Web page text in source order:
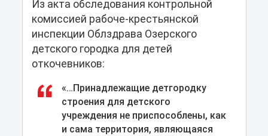
Из акта обследования контрольной
комиссией рабоче-крестьянской
инспекции Облздрава Озерского
детского городка для детей
откочевников:
«…Принадлежащие детгородку
строения для детского
учреждения не приспособлены, как
и сама территория, являющаяся